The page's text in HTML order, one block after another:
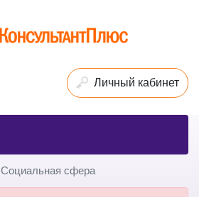
Личный кабинет
Социальная сфера